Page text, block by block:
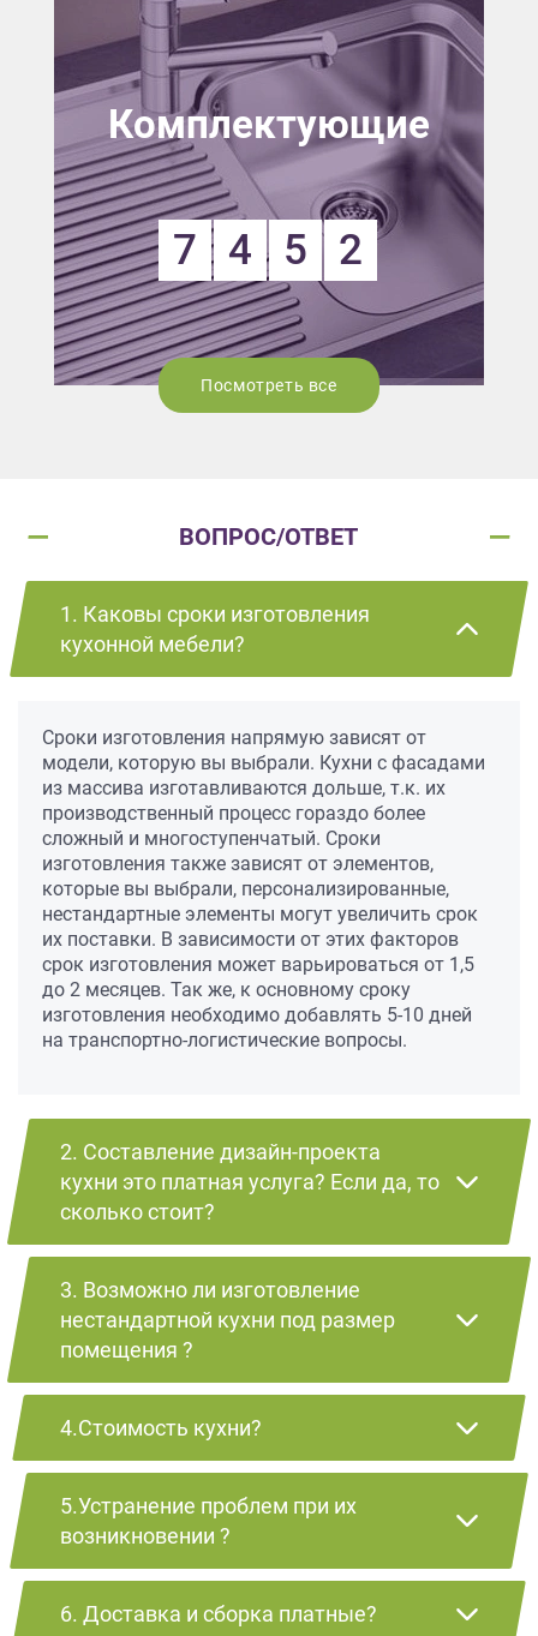
Комплектующие
7 4 5 2
Посмотреть все
ВОПРОС/ОТВЕТ
1. Каковы сроки изготовления
кухонной мебели?
Сроки изготовления напрямую зависят от
модели, которую вы выбрали. Кухни с фасадами
из массива изготавливаются дольше, т.к. их
производственный процесс гораздо более
сложный и многоступенчатый. Сроки
изготовления также зависят от элементов,
которые вы выбрали, персонализированные,
нестандартные элементы могут увеличить срок
их поставки. В зависимости от этих факторов
срок изготовления может варьироваться от 1,5
до 2 месяцев. Так же, к основному сроку
изготовления необходимо добавлять 5-10 дней
на транспортно-логистические вопросы.
2. Составление дизайн-проекта
кухни это платная услуга? Если да, то
сколько стоит?
3. Возможно ли изготовление
нестандартной кухни под размер
помещения ?
4.Стоимость кухни?
5.Устранение проблем при их
возникновении ?
6. Доставка и сборка платные?